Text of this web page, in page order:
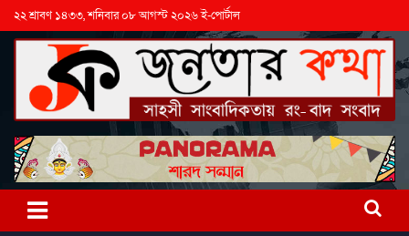
২২ শ্রাবণ ১৪৩৩, শনিবার ০৮ আগস্ট ২০২৬ ই-পোর্টাল